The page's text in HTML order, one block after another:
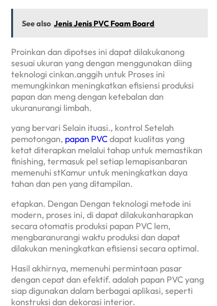
See also Jenis Jenis PVC Foam Board
Proinkan dan dipotses ini dapat dilakukanong
sesuai ukuran yang dengan menggunakan diing
teknologi cinkan.anggih untuk Proses ini
memungkinkan meningkatkan efisiensi produksi
papan dan meng dengan ketebalan dan
ukuranurangi limbah.
yang bervari Selain ituasi., kontrol Setelah
pemotongan, papan PVCdapat kualitas yang
ketat diterapkan melalui tahap untuk memastikan
finishing, termasuk pel setiap lemapisanbaran
memenuhi stKamur untuk meningkatkan daya
tahan dan pen yang ditampilan.
etapkan. Dengan Dengan teknologi metode ini
modern, proses ini, di dapat dilakukanharapkan
secara otomatis produksi papan PVC lem,
mengbaranurangi waktu produksi dan dapat
dilakukan meningkatkan efisiensi secara optimal.
Hasil akhirnya, memenuhi permintaan pasar
dengan cepat dan efektif. adalah papan PVC yang
siap digunakan dalam berbagai aplikasi, seperti
konstruksi dan dekorasi interior.